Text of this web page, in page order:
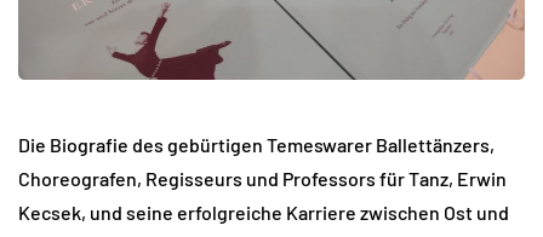
Die Biografie des gebürtigen Temeswarer Ballettänzers,
Choreografen, Regisseurs und Professors für Tanz, Erwin
Kecsek, und seine erfolgreiche Karriere zwischen Ost und